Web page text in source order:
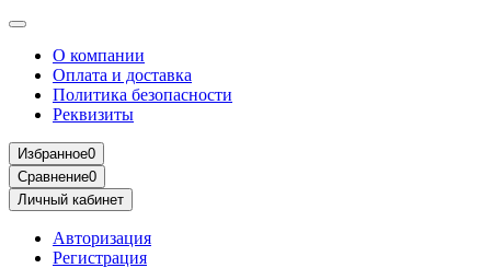
О компании
Оплата и доставка
Политика безопасности
Реквизиты
Избранное0
Сравнение0
Личный кабинет
Авторизация
Регистрация